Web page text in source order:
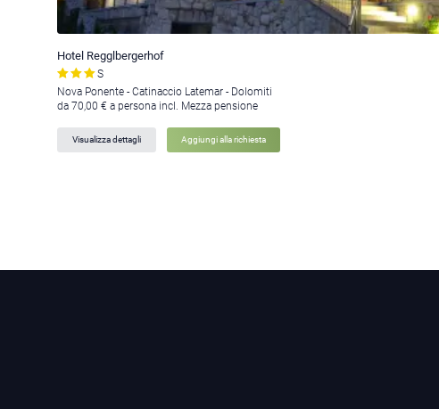
Hotel Regglbergerhof
S
Nova Ponente - Catinaccio Latemar - Dolomiti
da 70,00 € a persona incl. Mezza pensione
Visualizza dettagli Aggiungi alla richiesta